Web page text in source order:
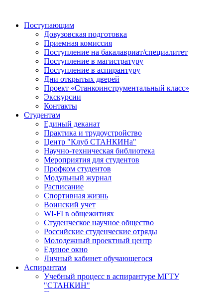
Поступающим
Довузовская подготовка
Приемная комиссия
Поступление на бакалавриат/специалитет
Поступление в магистратуру
Поступление в аспирантуру
Дни открытых дверей
Проект «Станкоинструментальный класс»
Экскурсии
Контакты
Студентам
Единый деканат
Практика и трудоустройство
Центр "Клуб СТАНКИНа"
Научно-техническая библиотека
Мероприятия для студентов
Профком студентов
Модульный журнал
Расписание
Спортивная жизнь
Воинский учет
WI-FI в общежитиях
Студенческое научное общество
Российские студенческие отряды
Молодежный проектный центр
Единое окно
Личный кабинет обучающегося
Аспирантам
Учебный процесс в аспирантуре МГТУ
"СТАНКИН"